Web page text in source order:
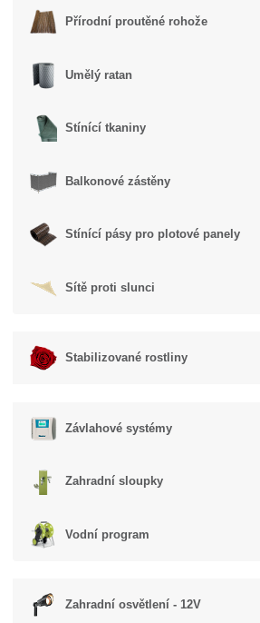
Přírodní proutěné rohože
Umělý ratan
Stínící tkaniny
Balkonové zástěny
Stínící pásy pro plotové panely
Sítě proti slunci
Stabilizované rostliny
Závlahové systémy
Zahradní sloupky
Vodní program
Zahradní osvětlení - 12V